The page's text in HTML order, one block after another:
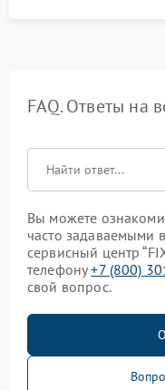
FAQ. Ответы на
Вы можете
часто задаваемыми
сервисный центр
телефону+7 (800)
свой вопрос.